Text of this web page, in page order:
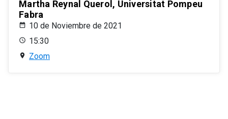
Martha Reynal Querol, Universitat Pompeu
Fabra
10 de Noviembre de 2021
15:30
Zoom